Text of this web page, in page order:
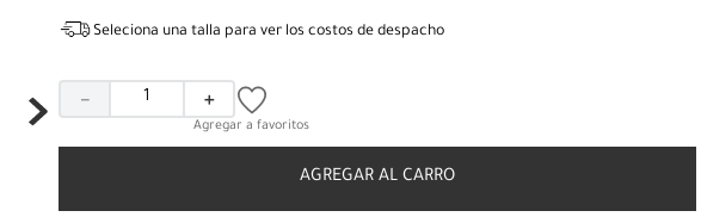
Seleciona una talla para ver los costos de despacho
＋
－
AGREGAR AL CARRO